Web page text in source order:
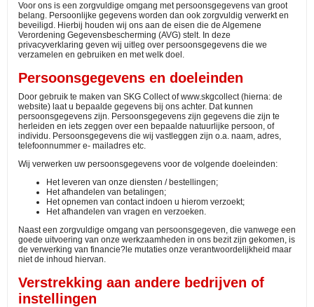
Voor ons is een zorgvuldige omgang met persoonsgegevens van groot
belang. Persoonlijke gegevens worden dan ook zorgvuldig verwerkt en
beveiligd. Hierbij houden wij ons aan de eisen die de Algemene
Verordening Gegevensbescherming (AVG) stelt. In deze
privacyverklaring geven wij uitleg over persoonsgegevens die we
verzamelen en gebruiken en met welk doel.
Persoonsgegevens en doeleinden
Door gebruik te maken van SKG Collect of www.skgcollect (hierna: de
website) laat u bepaalde gegevens bij ons achter. Dat kunnen
persoonsgegevens zijn. Persoonsgegevens zijn gegevens die zijn te
herleiden en iets zeggen over een bepaalde natuurlijke persoon, of
individu. Persoonsgegevens die wij vastleggen zijn o.a. naam, adres,
telefoonnummer e- mailadres etc.
Wij verwerken uw persoonsgegevens voor de volgende doeleinden:
Het leveren van onze diensten / bestellingen;
Het afhandelen van betalingen;
Het opnemen van contact indoen u hierom verzoekt;
Het afhandelen van vragen en verzoeken.
Naasteen zorgvuldige omgang van persoonsgegeven, die vanwege een
goede uitvoering van onze werkzaamheden in ons bezit zijn gekomen, is
de verwerking van financie?le mutaties onze verantwoordelijkheid maar
niet de inhoud hiervan.
Verstrekking aan andere bedrijven of
instellingen